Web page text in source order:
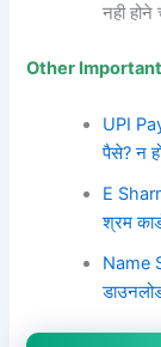
नही होने
Other
UPI
पैसे? न
E
श्रम
Name